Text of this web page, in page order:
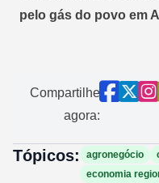
pelo gás do povo em
Compartilhe
agora:
Tópicos: agronegócio
economia